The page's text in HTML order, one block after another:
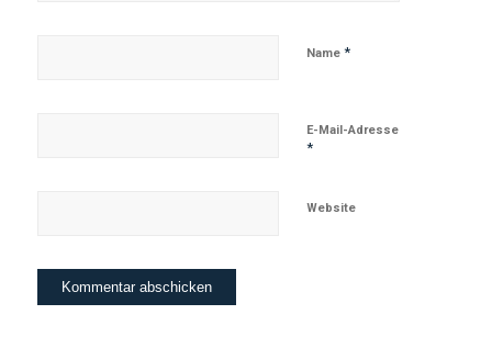
Name *
E-Mail-Adresse
*
Website